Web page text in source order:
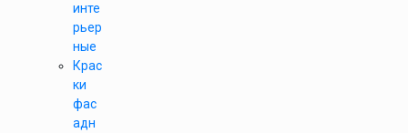
инте
рьер
ные
Крас
ки
фас
адн